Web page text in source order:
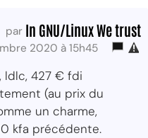
par In GNU/Linux We trust
2020 à 15h45
ldlc, 427 € fdi
(au prix du
un charme,
kfa précédente.